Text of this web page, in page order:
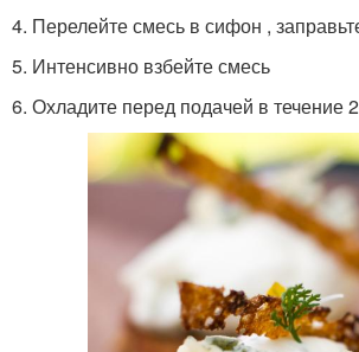
4. Перелейте смесь в сифон ,
5. Интенсивно взбейте смесь
6. Охладите перед подачей в течение